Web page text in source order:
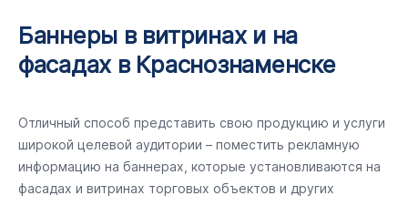
Баннеры в витринах и на
фасадах в Краснознаменске
Отличный способ представить свою продукцию и услуги
широкой целевой аудитории – поместить рекламную
информацию на баннерах, которые установливаются на
фасадах и витринах торговых объектов и других